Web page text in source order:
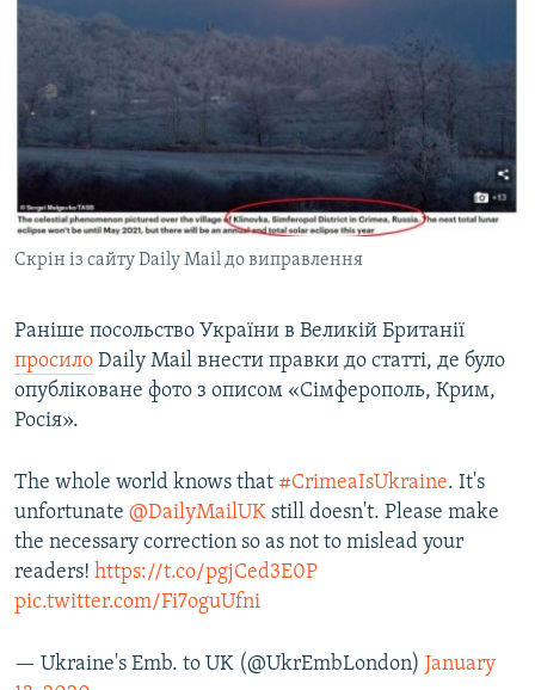
Скрін із сайту Daily Mail до виправлення
Раніше посольство України в Великій Британії
просило Daily Mail внести правки до статті, де було
опубліковане фото з описом «Сімферополь, Крим,
Росія».
The whole world knows that #CrimeaIsUkraine. It's
unfortunate @DailyMailUK still doesn't. Please make
the necessary correction so as not to mislead your
readers! https://t.co/pgjCed3E0P
pic.twitter.com/Fi7oguUfni
— Ukraine's Emb. to UK (@UkrEmbLondon) January